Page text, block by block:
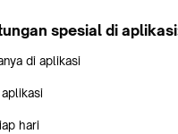
spesial di
di aplikasi
hari